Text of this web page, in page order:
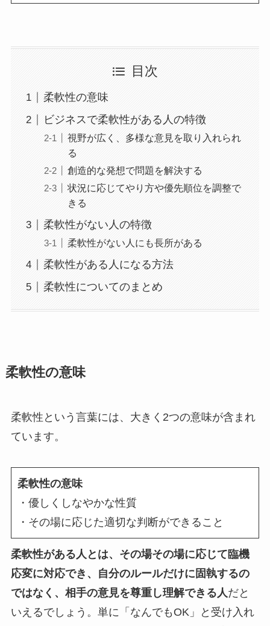
目次
柔軟性の意味
ビジネスで柔軟性がある人の特徴
視野が広く、多様な意見を取り入れられ
る
創造的な発想で問題を解決する
状況に応じてやり方や優先順位を調整で
きる
柔軟性がない人の特徴
柔軟性がない人にも長所がある
柔軟性がある人になる方法
柔軟性についてのまとめ
柔軟性の意味
柔軟性という言葉には、大きく2つの意味が含まれ
ています。
柔軟性の意味
・優しくしなやかな性質
・その場に応じた適切な判断ができること
柔軟性がある人とは、その場その場に応じて臨機
応変に対応でき、自分のルールだけに固執するの
ではなく、相手の意見を尊重し理解できる人だと
いえるでしょう。単に「なんでもOK」と受け入れ